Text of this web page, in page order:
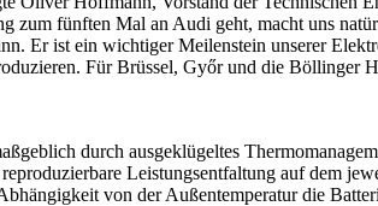
zum fünften Mal an Audi geht, macht uns
Er ist ein wichtiger Meilenstein unserer
Für Brüssel, Győr und die Böllinger
durch ausgeklügeltes
Leistungsentfaltung auf dem
von der Außentemperatur die